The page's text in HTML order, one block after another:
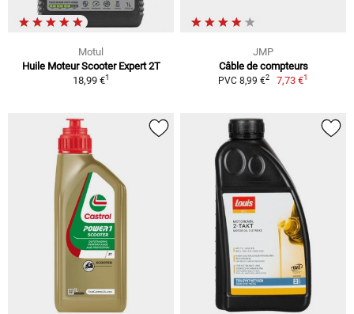
Motul
Huile Moteur Scooter Expert 2T
18,99 €1
JMP
Câble de compteurs
PVC 8,99 €2 7,73 €1